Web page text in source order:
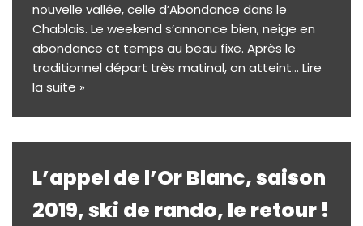
nouvelle vallée, celle d’Abondance dans le
Chablais. Le weekend s’annonce bien, neige en
abondance et temps au beau fixe. Après le
traditionnel départ très matinal, on atteint… Lire
la suite »
L’appel de l’Or Blanc, saison
2019, ski de rando, le retour !